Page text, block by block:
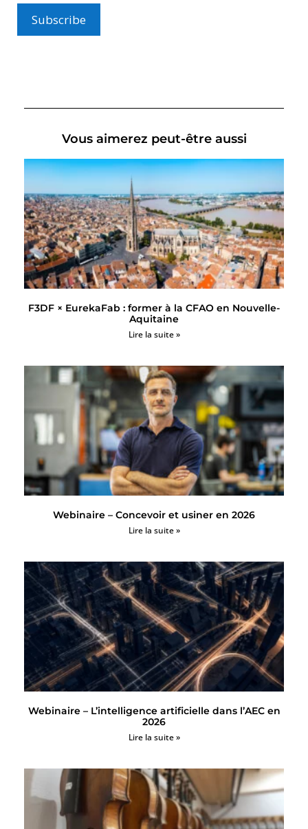
Vous aimerez peut-être aussi
F3DF × EurekaFab : former à la CFAO en Nouvelle-
Aquitaine
Lire la suite »
Webinaire – Concevoir et usiner en 2026
Lire la suite »
Webinaire – L’intelligence artificielle dans l’AEC en
2026
Lire la suite »